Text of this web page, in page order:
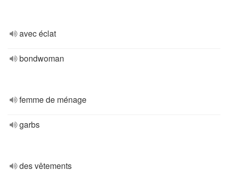
avec éclat
bondwoman
femme de ménage
garbs
des vêtements